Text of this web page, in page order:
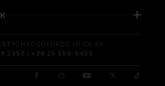
PÜNKÖSDFÜRDŐ UTCA 48.
3950 / +36 20 594-8409